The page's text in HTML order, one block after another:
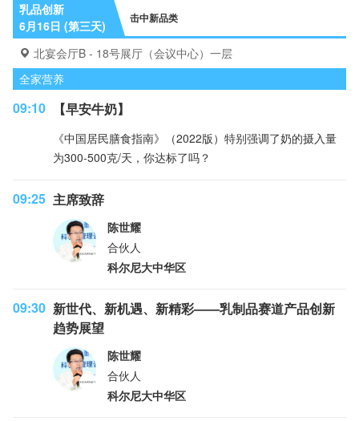
乳品创新
6月16日 (第三天)
击中新品类
北宴会厅B - 18号展厅（会议中心）一层
全家营养
09:10 【早安牛奶】
《中国居民膳食指南》（2022版）特别强调了奶的摄入量
为300-500克/天，你达标了吗？
09:25 主席致辞
陈世耀
合伙人
科尔尼大中华区
09:30 新世代、新机遇、新精彩——乳制品赛道产品创新
趋势展望
陈世耀
合伙人
科尔尼大中华区